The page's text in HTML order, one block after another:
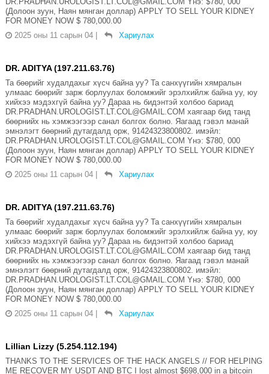
(Долоон зуун, Наян мянган доллар) APPLY TO SELL YOUR KIDNEY
FOR MONEY NOW $ 780,000.00
2025 оны 11 сарын 04
Хариулах
DR. ADITYA (197.211.63.76)
Та бөөрийг худалдахыг хүсч байна уу? Та санхүүгийн хямралын
улмаас бөөрийг зарж борлуулах боломжийг эрэлхийлж байна уу, юу
хийхээ мэдэхгүй байна уу? Дараа нь бидэнтэй холбоо бариад
DR.PRADHAN.UROLOGIST.LT.COL@GMAIL.COM хаягаар бид танд
бөөрнийх нь хэмжээгээр санал болгох болно. Яагаад гэвэл манай
эмнэлэгт бөөрний дутагдалд орж, 91424323800802. имэйл:
DR.PRADHAN.UROLOGIST.LT.COL@GMAIL.COM Yнэ: $780, 000
(Долоон зуун, Наян мянган доллар) APPLY TO SELL YOUR KIDNEY
FOR MONEY NOW $ 780,000.00
2025 оны 11 сарын 04
Хариулах
DR. ADITYA (197.211.63.76)
Та бөөрийг худалдахыг хүсч байна уу? Та санхүүгийн хямралын
улмаас бөөрийг зарж борлуулах боломжийг эрэлхийлж байна уу, юу
хийхээ мэдэхгүй байна уу? Дараа нь бидэнтэй холбоо бариад
DR.PRADHAN.UROLOGIST.LT.COL@GMAIL.COM хаягаар бид танд
бөөрнийх нь хэмжээгээр санал болгох болно. Яагаад гэвэл манай
эмнэлэгт бөөрний дутагдалд орж, 91424323800802. имэйл:
DR.PRADHAN.UROLOGIST.LT.COL@GMAIL.COM Yнэ: $780, 000
(Долоон зуун, Наян мянган доллар) APPLY TO SELL YOUR KIDNEY
FOR MONEY NOW $ 780,000.00
2025 оны 11 сарын 04
Хариулах
Lillian Lizzy (5.254.112.194)
THANKS TO THE SERVICES OF THE HACK ANGELS // FOR HELPING
ME RECOVER MY USDT AND BTC I lost almost $698,000 in a bitcoin